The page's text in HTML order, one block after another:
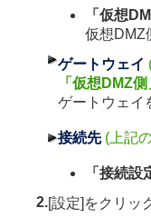
「仮想
仮想DMZ
ゲートウェイ
「仮想DMZ側
ゲートウェイ
接続先(上記
「接続設
2. [設定]をクリッ